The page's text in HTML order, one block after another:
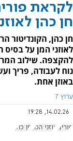
לקראת
חן כהן
לאוזני המן על
להקצפה. שילוב
נוח לעבודה, פריך
באוזן אחת.
ערוץ 7
14.02.26, 19:28
פורים אוזני המן חן כהן